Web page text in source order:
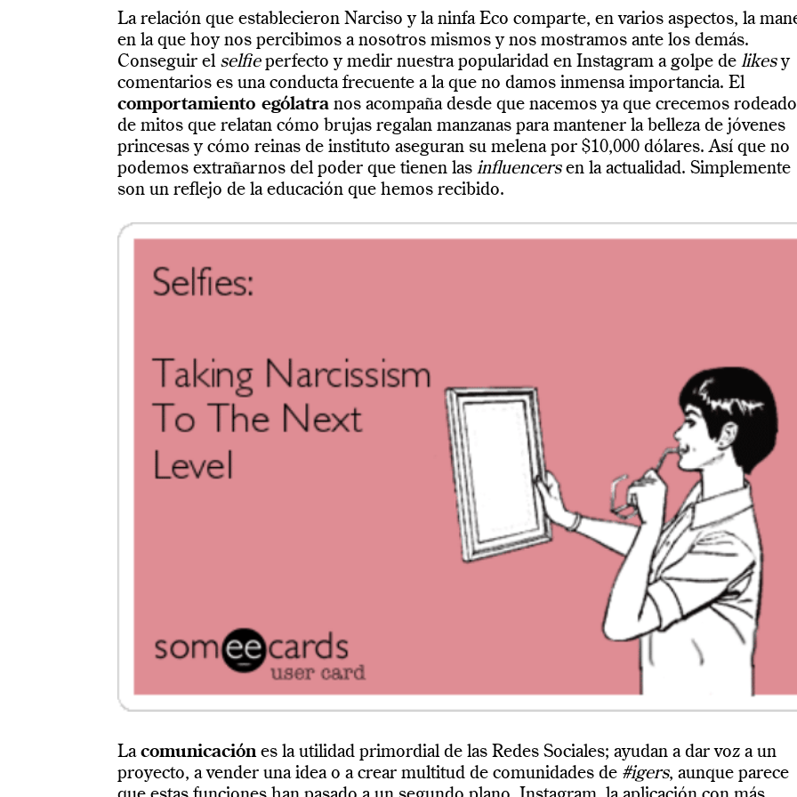
La relación que establecieron Narciso y la ninfa Eco comparte, en varios aspectos, la
en la que hoy nos percibimos a nosotros mismos y nos mostramos ante los demás.
Conseguir el selfieperfecto y medir nuestra popularidad en Instagram a golpe de likesy
comentarios es una conducta frecuente a la que no damos inmensa importancia. El
comportamiento ególatra nos acompaña desde que nacemos ya que crecemos
de mitos que relatan cómo brujas regalan manzanas para mantener la belleza de jóvenes
princesas y cómo reinas de instituto aseguran su melena por $10,000 dólares. Así que no
podemos extrañarnos del poder que tienen las influencersen la actualidad. Simplemente
son un reflejo de la educación que hemos recibido.
La comunicaciónes la utilidad primordial de las Redes Sociales; ayudan a dar voz a un
proyecto, a vender una idea o a crear multitud de comunidades de #igers, aunque parece